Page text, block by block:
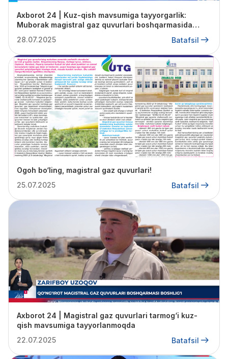
Axborot 24 | Kuz-qish mavsumiga tayyorgarlik:
Muborak magistral gaz quvurlari boshqarmasida
28.07.2025 Batafsil
Ogoh bo‘ling, magistral gaz quvurlari!
25.07.2025
Batafsil
Axborot 24 | Magistral gaz quvurlari tarmog‘i kuz-
qish mavsumiga tayyorlanmoqda
22.07.2025
Batafsil